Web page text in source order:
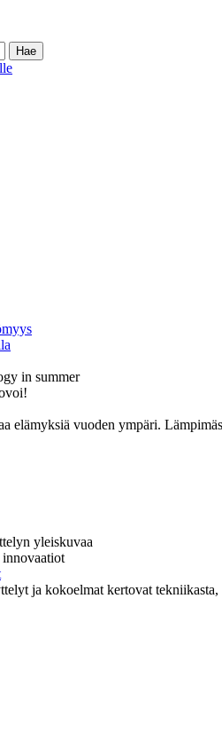
elämyksiä vuoden ympäri.
ja kokoelmat kertovat